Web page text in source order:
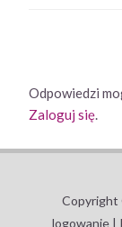
Odpowiedzi
Zaloguj się.
Copyright
logowanie |